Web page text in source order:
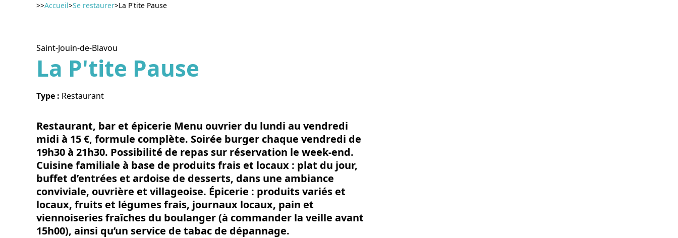
>>Accueil>Se restaurer>La P'tite Pause
Saint-Jouin-de-Blavou
La P'tite Pause
Type : Restaurant
Restaurant, bar et épicerie Menu ouvrier du lundi au vendredi
midi à 15 €, formule complète. Soirée burger chaque vendredi de
19h30 à 21h30. Possibilité de repas sur réservation le week-end.
Cuisine familiale à base de produits frais et locaux : plat du jour,
buffet d’entrées et ardoise de desserts, dans une ambiance
conviviale, ouvrière et villageoise. Épicerie : produits variés et
locaux, fruits et légumes frais, journaux locaux, pain et
viennoiseries fraîches du boulanger (à commander la veille avant
15h00), ainsi qu’un service de tabac de dépannage.